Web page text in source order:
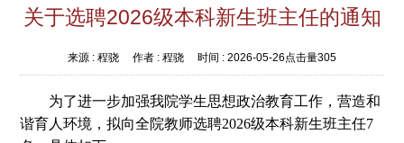
关于选聘2026级本科新生班主任的通知
来源 : 程骁 作者 : 程骁 时间 : 2026-05-26 点击量305
为了进一步加强我院学生思想政治教育工作，营造和
谐育人环境，拟向全院教师选聘2026级本科新生班主任7